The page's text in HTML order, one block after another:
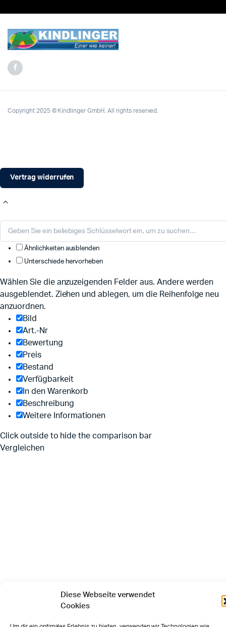
Diese Webseite verwendet
Cookies
Copyright 2025 © Kindlinger GmbH. All rights reserved.
Vertrag widerrufen
Ähnlichkeiten ausblenden
Unterschiede hervorheben
Wählen Sie die anzuzeigenden Felder aus. Andere werden
ausgeblendet. Ziehen und ablegen, um die Reihenfolge neu
anzuordnen.
Bild
Art.-Nr
Bewertung
Preis
Bestand
Verfügbarkeit
In den Warenkorb
Beschreibung
Weitere Informationen
Click outside to hide the comparison bar
Vergleichen